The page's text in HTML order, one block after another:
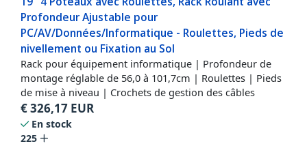
Profondeur Ajustable pour
PC/AV/Données/Informatique - Roulettes, Pieds de
nivellement ou Fixation au Sol
Rack pour équipement informatique | Profondeur de
montage réglable de 56,0 à 101,7cm | Roulettes | Pieds
de mise à niveau | Crochets de gestion des câbles
€326,17 EUR
En stock
225